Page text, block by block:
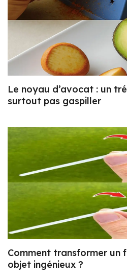
Le noyau d’avocat : un
surtout pas gaspiller
Comment transformer un
objet ingénieux ?